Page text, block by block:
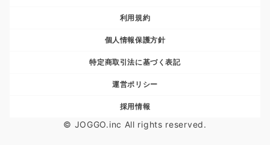
利用規約
個人情報保護方針
特定商取引法に基づく表記
運営ポリシー
採用情報
© JOGGO.inc All rights reserved.